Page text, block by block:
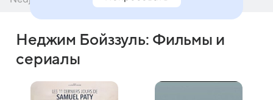
Неджим Бойззуль: Фильмы и
сериалы